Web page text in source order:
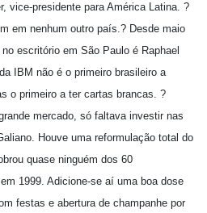
vice-presidente para América Latina. ?
em nenhum outro país.? Desde maio
escritório em São Paulo é Raphael
IBM não é o primeiro brasileiro a
o primeiro a ter cartas brancas. ?
mercado, só faltava investir nas
Houve uma reformulação total do
quase ninguém dos 60
1999. Adicione-se aí uma boa dose
festas e abertura de champanhe por